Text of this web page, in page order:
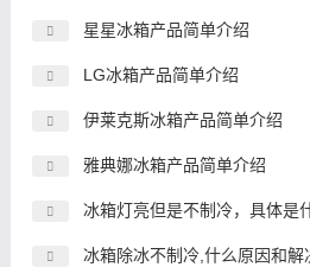
星星冰箱产品简单介绍
LG冰箱产品简单介绍
伊莱克斯冰箱产品简单介绍
雅典娜冰箱产品简单介绍
冰箱灯亮但是不制冷，具体是
冰箱除冰不制冷,什么原因和解